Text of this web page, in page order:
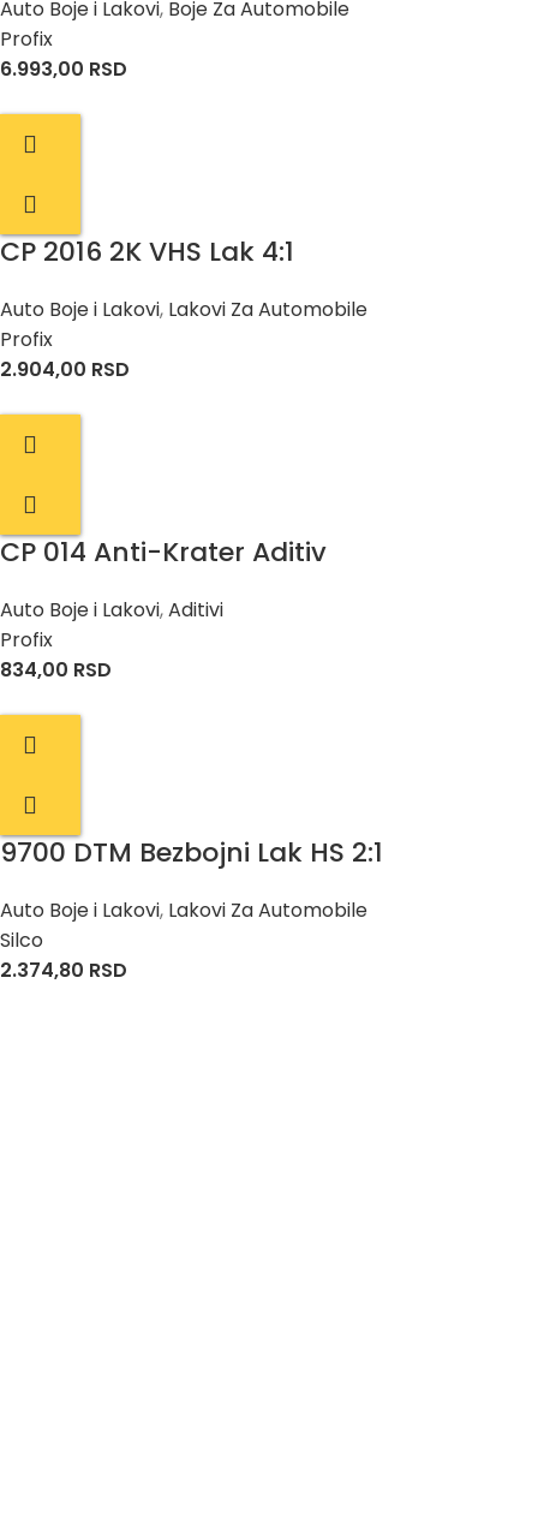
Auto Boje i Lakovi, Boje Za Automobile
Profix
6.993,00 RSD
CP 2016 2K VHS Lak 4:1
Auto Boje i Lakovi, Lakovi Za Automobile
Profix
2.904,00 RSD
CP 014 Anti-Krater Aditiv
Auto Boje i Lakovi,Aditivi
Profix
834,00 RSD
9700 DTM Bezbojni Lak HS 2:1
Auto Boje i Lakovi, Lakovi Za Automobile
Silco
2.374,80 RSD